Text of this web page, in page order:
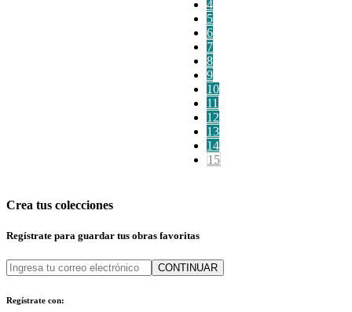
4
5
6
7
8
9
10
11
12
13
14
15
Crea tus colecciones
Regístrate para guardar tus obras favoritas
CONTINUAR
Regístrate con: